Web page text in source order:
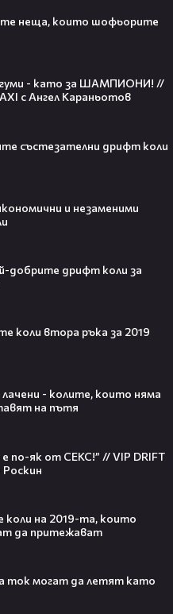
неща, които шофьорите
- като за ШАМПИОНИ! //
с Ангел Караньотов
състезателни дрифт коли
и незаменими
добрите дрифт коли за
коли втора ръка за 2019
- колите, които няма
на пътя
по-як от СЕКС!” // VIP DRIFT
Роскин
на 2019-та, които
да притежават
ток могат да летят като
си отиде на 18🕊️
във футбола🤩⚽
от „Одисей“ на
логика
сливането на
и Warner Bros. за 110
скандал? Карди Би и
разпалиха